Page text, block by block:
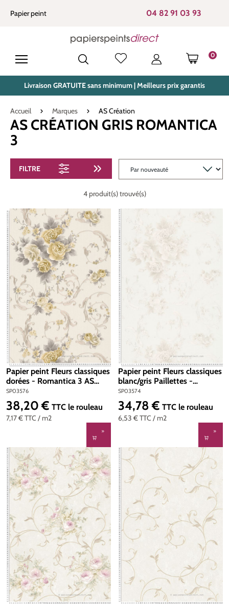
principal
Papier peint 04 82 91 03 93
0
LE
Livraison GRATUITE sans minimum | Meilleurs prix garantis
Accueil Marques AS Création
AS CRÉATION GRIS ROMANTICA
3
FILTRE
4 produit(s) trouvé(s)
Papier peint Fleurs classiques
dorées - Romantica 3 AS
Création | Réf. SP03576
SP03576
7,17 €TTC / m2
Prix régulier :
38,20 € TTC le rouleau
Papier peint Fleurs classiques
blanc/gris Paillettes -
Romantica 3 et Romantico
AS Création | Réf. SP03574
SP03574
6,53 €TTC / m2
Prix régulier :
34,78 € TTC le rouleau